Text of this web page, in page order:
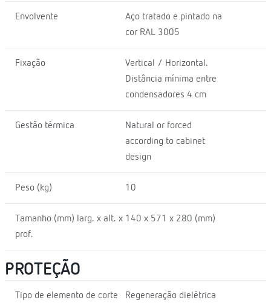
Envolvente
Aço tratado e pintado na
cor RAL 3005
Fixação
Vertical / Horizontal.
Distância mínima entre
condensadores 4 cm
Gestão térmica
Natural or forced
according to cabinet
design
Peso (kg) 10
Tamanho (mm) larg. x alt. x
prof.
140 x 571 x 280 (mm)
PROTEÇÃO
Tipo de elemento de corte
Regeneração dielétrica